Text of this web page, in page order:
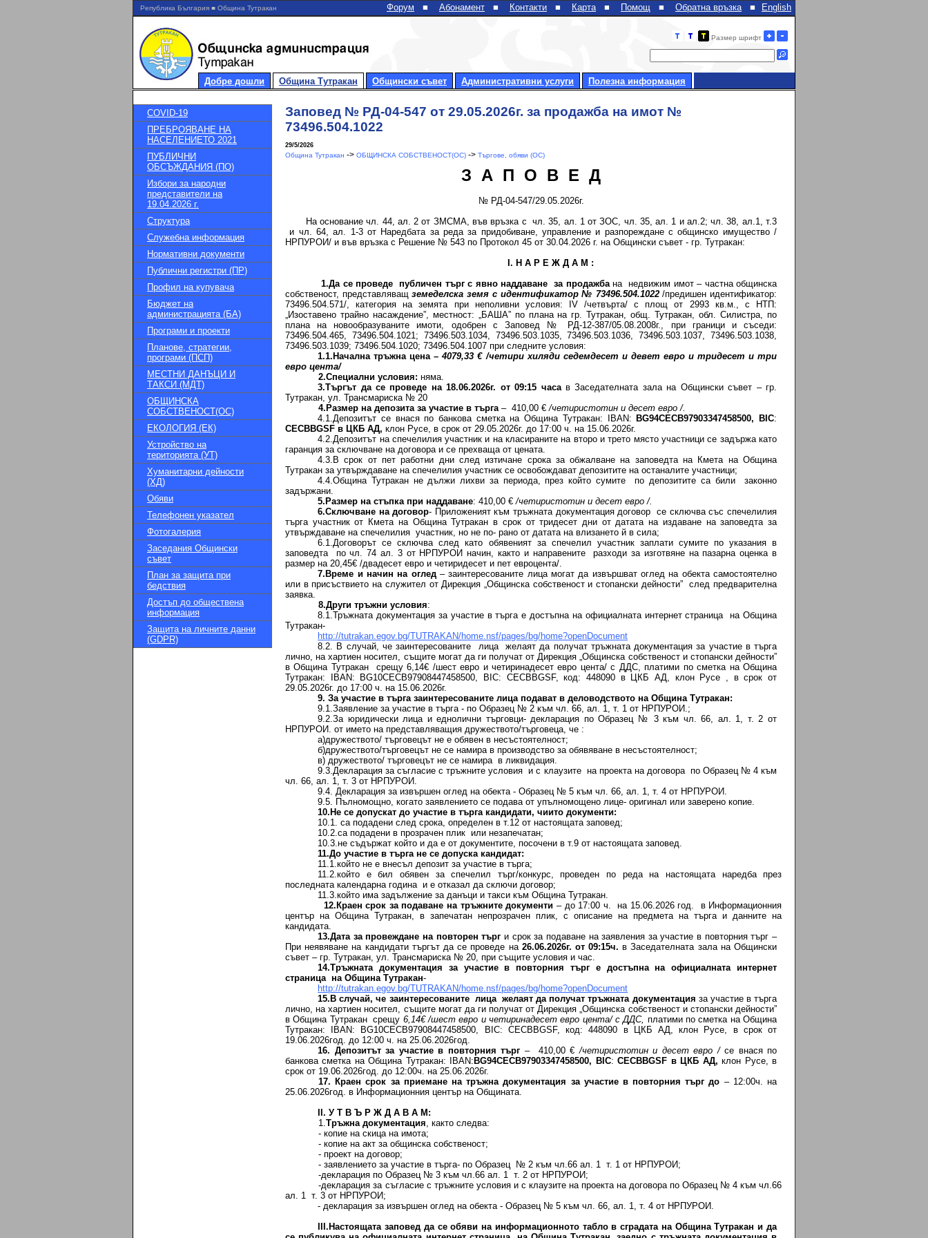
Република България ■ Община Тутракан English
Форум ■ Абонамент ■ Контакти ■ Карта ■ Помощ ■ Обратна връзка ■
Размер шрифт
Добре дошли Община Тутракан Общински съвет Административни услуги Полезна информация
COVID-19
ПРЕБРОЯВАНЕ НА
НАСЕЛЕНИЕТО 2021
ПУБЛИЧНИ
ОБСЪЖДАНИЯ (ПО)
Избори за народни
представители на
19.04.2026 г.
Структура
Служебна информация
Нормативни документи
Публични регистри (ПР)
Профил на купувача
Бюджет на
администрацията (БА)
Програми и проекти
Планове, стратегии,
програми (ПСП)
МЕСТНИ ДАНЪЦИ И
ТАКСИ (МДТ)
ОБЩИНСКА
СОБСТВЕНОСТ(ОС)
ЕКОЛОГИЯ (ЕК)
Устройство на
територията (УТ)
Хуманитарни дейности
(ХД)
Обяви
Телефонен указател
Фотогалерия
Заседания Общински
съвет
План за защита при
бедствия
Достъп до обществена
информация
Защита на личните данни
(GDPR)
Заповед № РД-04-547 от 29.05.2026г. за продажба на имот №
73496.504.1022
29/5/2026
Община Тутракан -> ОБЩИНСКА СОБСТВЕНОСТ(ОС) -> Търгове, обяви (ОС)
З А П О В Е Д
№РД-04-547/29.05.2026г.
На основание чл. 44, ал. 2 от ЗМСМА, във връзка с чл. 35, ал. 1 от ЗОС, чл. 35, ал. 1 и ал.2; чл. 38, ал.1, т.3
и чл. 64, ал. 1-3 от Наредбата за реда за придобиване, управление и разпореждане с общинско имущество /
НРПУРОИ/ и във връзка с Решение № 543 по Протокол 45 от 30.04.2026 г. на Общински съвет - гр. Тутракан:
І. Н А Р Е Ж Д А М :
1.Да се проведе публичен търг с явно наддаване за продажбана недвижим имот – частна общинска
собственост, представляващземеделска земя с идентификатор № 73496.504.1022/предишен идентификатор:
73496.504.571/, категория на земята при неполивни условия: IV /четвърта/ с площ от 2993 кв.м., с НТП:
„Изоставено трайно насаждение”, местност: „БАША” по плана на гр. Тутракан, общ. Тутракан, обл. Силистра, по
плана на новообразуваните имоти, одобрен с Заповед № РД-12-387/05.08.2008г., при граници и съседи:
73496.504.465, 73496.504.1021; 73496.503.1034, 73496.503.1035, 73496.503.1036, 73496.503.1037, 73496.503.1038,
73496.503.1039; 73496.504.1020; 73496.504.1007 при следните условия:
1.1.Начална тръжна цена–4079,33 € /четири хиляди седемдесет и девет евро и тридесет и три
евро цента/
2.Специални условия: няма.
3.Търгът да се проведе на 18.06.2026г. от09:15 часав Заседателната зала на Общински съвет – гр.
Тутракан, ул. Трансмариска № 20
4.Размер на депозита за участие в търга – 410,00 € /четиристотин и десет евро /.
4.1.Депозитът се внася по банкова сметка на Община Тутракан: IBAN: BG94СЕСB97903347458500, BIC:
CECBBGSF в ЦКБ АД, клон Русе, в срок от 29.05.2026г. до 17:00 ч. на 15.06.2026г.
4.2.Депозитът на спечелилия участник и на класираните на второ и трето място участници се задържа като
гаранция за сключване на договора и се прехваща от цената.
4.3.В срок от пет работни дни след изтичане срокa за обжалване на заповедта на Кмета на Община
Тутракан за утвърждаване на спечелилия участник се освобождават депозитите на останалите участници;
4.4.Община Тутракан не дължи лихви за периода, през който сумите по депозитите са били законно
задържани.
5.Размер на стъпка при наддаване: 410,00 € /четиристотин и десет евро /.
6.Сключване на договор- Приложеният към тръжната документация договор се сключва със спечелилия
търга участник от Кмета на Община Тутракан в срок от тридесет дни от датата на издаване на заповедта за
утвърждаване на спечелилия участник, но не по- рано от датата на влизането й в сила;
6.1.Договорът се сключва след като обявеният за спечелил участник заплати сумите по указания в
заповедта по чл. 74 ал. 3 от НРПУРОИ начин, както и направените разходи за изготвяне на пазарна оценка в
размер на 20,45€ /двадесет евро и четиридесет и пет евроцента/.
7.Време и начин на оглед– заинтересованите лица могат да извършват оглед на обекта самостоятелно
или в присъствието на служител от Дирекция „Общинска собственост и стопански дейности” след предварителна
заявка.
8.Други тръжни условия:
8.1.Тръжната документация за участие в търга е достъпна на официалната интернет страница на Община
Тутракан-
http://tutrakan.egov.bg/TUTRAKAN/home.nsf/pages/bg/home?openDocument
8.2. В случай, че заинтересованите лица желаят да получат тръжната документация за участие в търга
лично, на хартиен носител, същите могат да ги получат от Дирекция „Общинска собственост и стопански дейности”
в Община Тутракан срещу 6,14€ /шест евро и четиринадесет евро цента/ с ДДС, платими по сметка на Община
Тутракан: IBAN: BG10СЕСB97908447458500, BIC: CECBBGSF, код: 448090 в ЦКБ АД, клон Русе , в срок от
29.05.2026г. до 17:00 ч. на 15.06.2026г.
9. За участие в търга заинтересованите лица подават в деловодството на Община Тутракан:
9.1.Заявление за участие в търга - по Образец № 2 към чл. 66, ал. 1, т. 1 от НРПУРОИ.;
9.2.За юридически лица и еднолични търговци- декларация по Образец № 3 към чл. 66, ал. 1, т. 2 от
НРПУРОИ. от името на представляващия дружеството/търговеца, че :
а)дружеството/ търговецът не е обявен в несъстоятелност;
б)дружеството/търговецът не се намира в производство за обявяване в несъстоятелност;
в) дружеството/ търговецът не се намира в ликвидация.
9.3.Декларация за съгласие с тръжните условия и с клаузите на проекта на договора по Образец № 4 към
чл. 66, ал. 1, т. 3 от НРПУРОИ.
9.4. Декларация за извършен оглед на обекта - Образец № 5 към чл. 66, ал. 1, т. 4 от НРПУРОИ.
9.5. Пълномощно, когато заявлението се подава от упълномощено лице- оригинал или заверено копие.
10.Не се допускат до участие в търга кандидати, чиито документи:
10.1. са подадени след срока, определен в т.12 от настоящата заповед;
10.2.са подадени в прозрачен плик или незапечатан;
10.3.не съдържат който и да е от документите, посочени в т.9 от настоящата заповед.
11.До участие в търга не се допуска кандидат:
11.1.който не е внесъл депозит за участие в търга;
11.2.който е бил обявен за спечелил търг/конкурс, проведен по реда на настоящата наредба през
последната календарна година и е отказал да сключи договор;
11.3.който има задължение за данъци и такси към Община Тутракан.
12.Краен срок за подаване на тръжните документи – до 17:00 ч. на 15.06.2026 год. в Информационния
център на Община Тутракан, в запечатан непрозрачен плик, с описание на предмета на търга и данните на
кандидата.
13.Дата за провеждане на повторен търг и срок за подаване на заявления за участие в повторния търг –
При неявяване на кандидати търгът да се проведе на 26.06.2026г. от 09:15ч. в Заседателната зала на Общински
съвет – гр. Тутракан, ул. Трансмариска № 20, при същите условия и час.
14.Тръжната документация за участие в повторния търг е достъпна на официалната интернет
страница на Община Тутракан-
http://tutrakan.egov.bg/TUTRAKAN/home.nsf/pages/bg/home?openDocument
15.В случай, че заинтересованите лица желаят да получат тръжната документация за участие в търга
лично, на хартиен носител, същите могат да ги получат от Дирекция „Общинска собственост и стопански дейности”
в Община Тутракан срещу 6,14€ /шест евро и четиринадесет евро цента/ с ДДС, платими по сметка на Община
Тутракан: IBAN: BG10СЕСB97908447458500, BIC: CECBBGSF, код: 448090 в ЦКБ АД, клон Русе, в срок от
19.06.2026год. до 12:00 ч. на 25.06.2026год.
16. Депозитът за участие в повторния търг – 410,00 € /четиристотин и десет евро /се внася по
банкова сметка на Община Тутракан: IBAN: BG94СЕСB97903347458500, BIC:CECBBGSF в ЦКБ АД, клон Русе, в
срок от 19.06.2026год. до 12:00ч. на 25.06.2026г.
17. Краен срок за приемане на тръжна документация за участие в повторния търг до – 12:00ч. на
25.06.2026год. в Информационния център на Общината.
ІІ. У Т В Ъ Р Ж Д А В А М:
1.Тръжна документация, както следва:
- копие на скица на имота;
- копие на акт за общинска собственост;
- проект на договор;
- заявлението за участие в търга- по Образец № 2 към чл.66 ал. 1 т. 1 от НРПУРОИ;
-декларация по Образец № 3 към чл.66 ал. 1 т. 2 от НРПУРОИ;
-декларация за съгласие с тръжните условия и с клаузите на проекта на договора по Образец № 4 към чл.66
ал. 1 т. 3 от НРПУРОИ;
- декларация за извършен оглед на обекта - Образец № 5 към чл. 66, ал. 1, т. 4 от НРПУРОИ.
III.Настоящата заповед да се обяви на информационното табло в сградата на Община Тутракан и да